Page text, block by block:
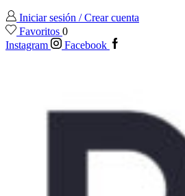
Iniciar sesión / Crear cuenta
Favoritos 0
Instagram
Facebook